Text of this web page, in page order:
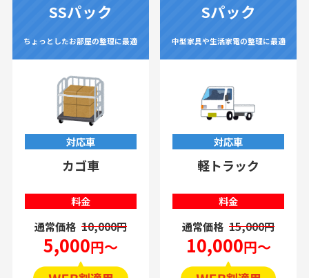
SSパック
ちょっとしたお部屋の整理に最適
対応車
カゴ車
料金
通常価格 10,000円
5,000円～
Sパック
中型家具や生活家電の整理に最適
対応車
軽トラック
料金
通常価格 15,000円
10,000円～